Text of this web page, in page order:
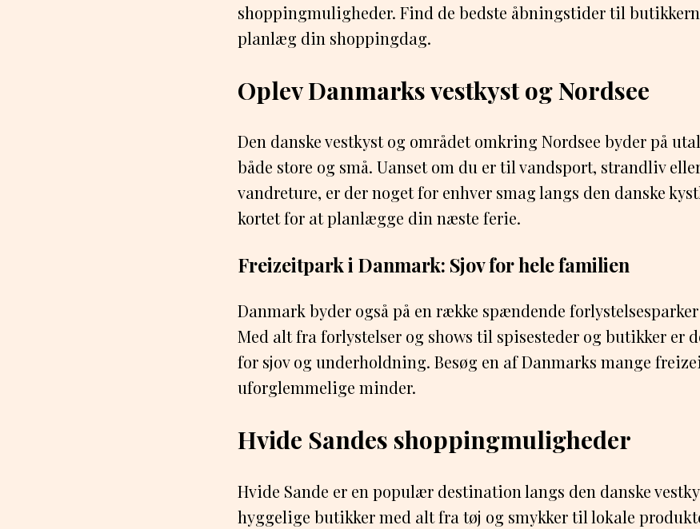
shoppingmuligheder. Find de bedste åbningstider til
planlæg din shoppingdag.
Oplev Danmarks vestkyst og Nordsee
Den danske vestkyst og området omkring Nordsee byder på
både store og små. Uanset om du er til vandsport, strandliv
vandreture, er der noget for enhver smag langs den danske
kortet for at planlægge din næste ferie.
Freizeitpark i Danmark: Sjov for hele familien
Danmark byder også på en række spændende
Med alt fra forlystelser og shows til spisesteder og butikker er
for sjov og underholdning. Besøg en af Danmarks mange
uforglemmelige minder.
Hvide Sandes shoppingmuligheder
Hvide Sande er en populær destination langs den danske
hyggelige butikker med alt fra tøj og smykker til lokale